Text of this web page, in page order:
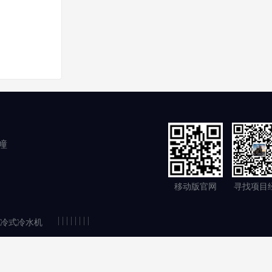
移动版官网 寻找项目
| | | | | | |
式冷水机 |